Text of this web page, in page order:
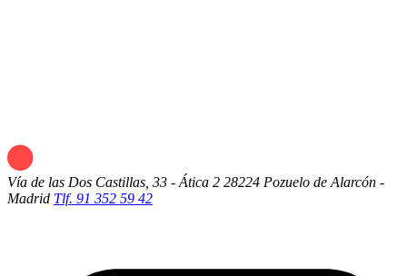
Vía de las Dos Castillas, 33 - Ática 2 28224 Pozuelo de Alarcón -
Madrid Tlf. 91 352 59 42